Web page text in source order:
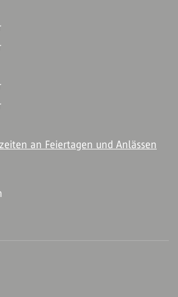
an Feiertagen und Anlässen